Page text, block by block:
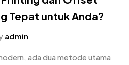
Tepat untuk Anda?
admin
ada dua metode utama